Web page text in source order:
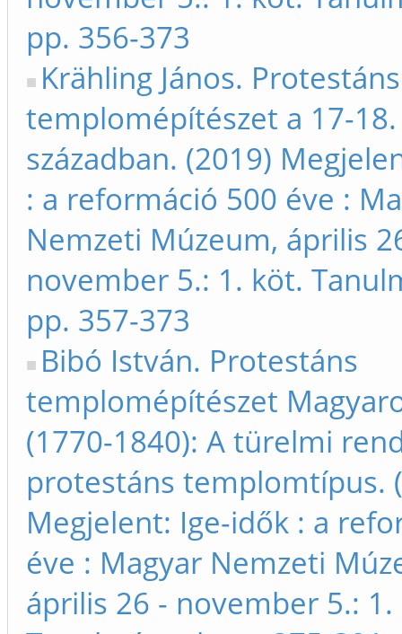
pp. 356-373
Krähling János. Protestáns
templomépítészet a 17-18.
században. (2019)
: a reformáció 500 éve :
Nemzeti Múzeum, április
november 5.: 1. köt.
pp. 357-373
Bibó István. Protestáns
templomépítészet
(1770-1840): A türelmi
protestáns templomtípus.
Megjelent: Ige-idők : a
éve : Magyar Nemzeti
április 26 - november 5.: